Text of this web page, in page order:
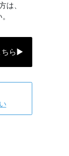
は、
ら▶